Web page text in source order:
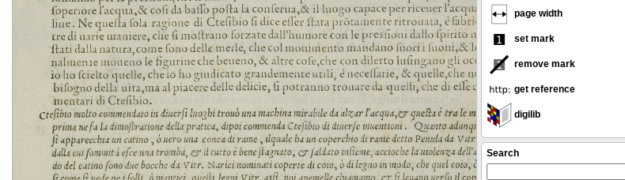
page width
set mark
remove mark
get reference
digilib
Search